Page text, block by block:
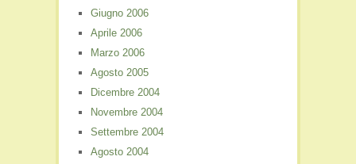
Giugno 2006
Aprile 2006
Marzo 2006
Agosto 2005
Dicembre 2004
Novembre 2004
Settembre 2004
Agosto 2004